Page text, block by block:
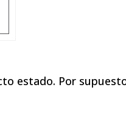
estado. Por